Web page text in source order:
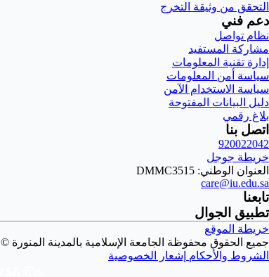
التحقق من وثيقة التخرج
دعم فني
نظام تواصل
مشاركة المستفيد
إدارة تقنية المعلومات
سياسة أمن المعلومات
سياسة الاستخدام الآمن
دليل البيانات المفتوحة
بلاغ رقمي
اتصل بنا
920022042
خريطة جوجل
العنوان الوطني: DMMC3515
care@iu.edu.sa
تابعنا
تطبيق الجوال
خريطة الموقع
جميع الحقوق محفوظة الجامعة الإسلامية بالمدينة المنورة ©
الشروط والأحكام إشعار الخصوصية